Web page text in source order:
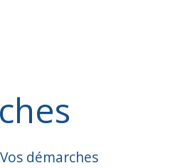
Vos démarches